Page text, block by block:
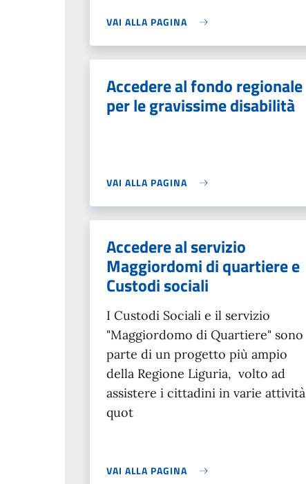
VAI ALLA PAGINA
Accedere al fondo regionale
per le gravissime disabilità
VAI ALLA PAGINA
Accedere al servizio
Maggiordomi di quartiere e
Custodi sociali
I Custodi Sociali e il servizio
"Maggiordomo di Quartiere" sono
parte di un progetto più ampio
della Regione Liguria, volto ad
assistere i cittadini in varie attività
quot
VAI ALLA PAGINA